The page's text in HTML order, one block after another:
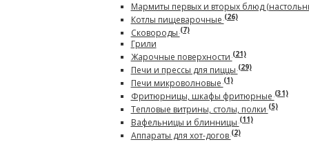
Мармиты первых и вторых блюд
Котлы пищеварочные(26)
Сковороды(7)
Грили
Жарочные поверхности(21)
Печи и прессы для пиццы(29)
Печи микроволновые(1)
Фритюрницы, шкафы фритюрные(31)
Тепловые витрины, столы, полки(5)
Вафельницы и блинницы(11)
Аппараты для хот-догов(2)